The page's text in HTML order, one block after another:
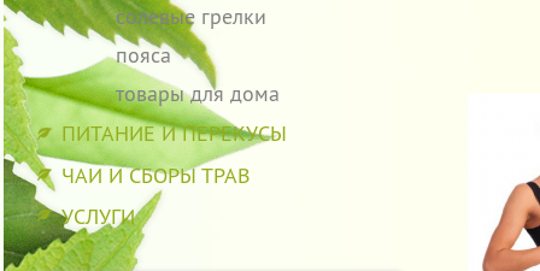
солевые грелки
пояса
товары для дома
ПИТАНИЕ И ПЕРЕКУСЫ
ЧАИ И СБОРЫ ТРАВ
УСЛУГИ